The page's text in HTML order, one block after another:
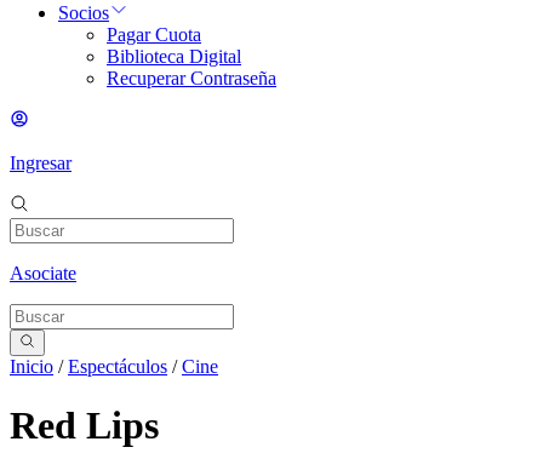
Socios
Pagar Cuota
Biblioteca Digital
Recuperar Contraseña
Ingresar
Asociate
Inicio /Espectáculos /Cine
Red Lips